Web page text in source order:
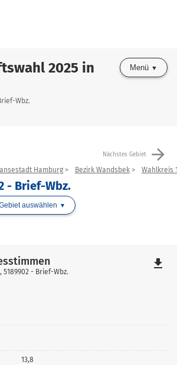
2025 in
Wbz.
Menü
Nächstes Gebiet arrow_forward
Hamburg Bezirk Wandsbek Wahlkreis
- Brief-Wbz.
auswählen
13,8
- Brief-Wbz.
file_download